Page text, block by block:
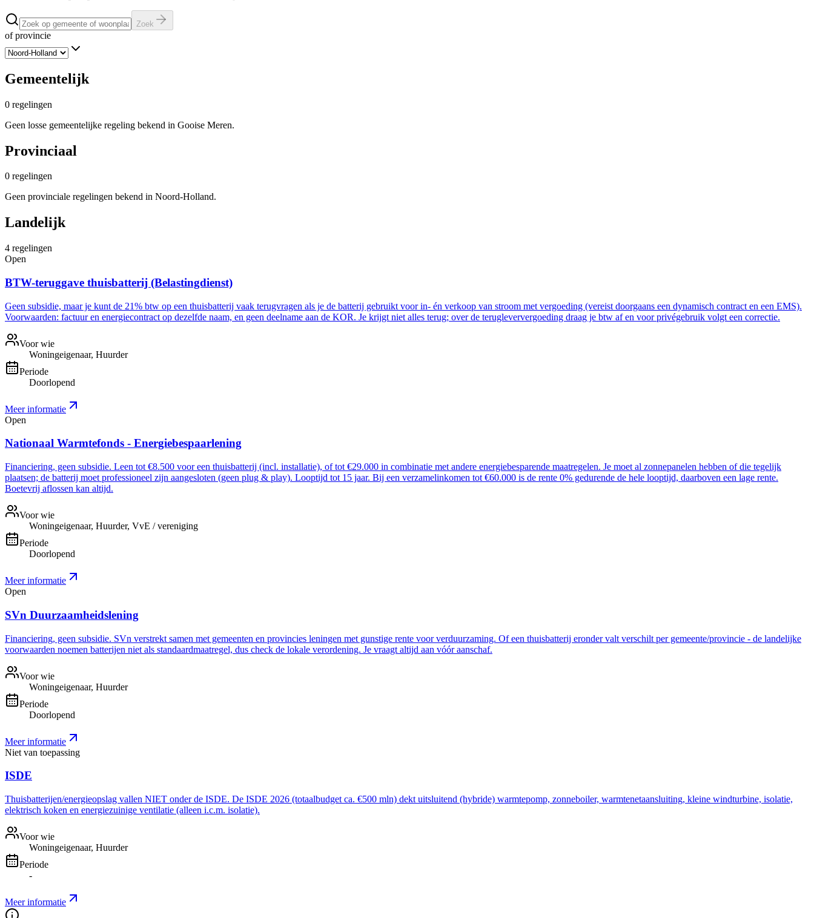
Zoek
of provincie
Gemeentelijk
0 regelingen
Geen losse gemeentelijke regeling bekend in Gooise Meren.
Provinciaal
0 regelingen
Geen provinciale regelingen bekend in Noord-Holland.
Landelijk
4 regelingen
Open
BTW-teruggave thuisbatterij (Belastingdienst)
Geen subsidie, maar je kunt de 21% btw op een thuisbatterij vaak terugvragen als je de batterij gebruikt voor in- én verkoop van stroom met vergoeding (vereist doorgaans een dynamisch contract en een EMS).
Voorwaarden: factuur en energiecontract op dezelfde naam, en geen deelname aan de KOR. Je krijgt niet alles terug; over de terugleververgoeding draag je btw af en voor privégebruik volgt een correctie.
Voor wie
Woningeigenaar, Huurder
Periode
Doorlopend
Meer informatie
Open
Nationaal Warmtefonds - Energiebespaarlening
Financiering, geen subsidie. Leen tot €8.500 voor een thuisbatterij (incl. installatie), of tot €29.000 in combinatie met andere energiebesparende maatregelen. Je moet al zonnepanelen hebben of die tegelijk
plaatsen; de batterij moet professioneel zijn aangesloten (geen plug & play). Looptijd tot 15 jaar. Bij een verzamelinkomen tot €60.000 is de rente 0% gedurende de hele looptijd, daarboven een lage rente.
Boetevrij aflossen kan altijd.
Voor wie
Woningeigenaar, Huurder, VvE / vereniging
Periode
Doorlopend
Meer informatie
Open
SVn Duurzaamheidslening
Financiering, geen subsidie. SVn verstrekt samen met gemeenten en provincies leningen met gunstige rente voor verduurzaming. Of een thuisbatterij eronder valt verschilt per gemeente/provincie - de landelijke
voorwaarden noemen batterijen niet als standaardmaatregel, dus check de lokale verordening. Je vraagt altijd aan vóór aanschaf.
Voor wie
Woningeigenaar, Huurder
Periode
Doorlopend
Meer informatie
Niet van toepassing
ISDE
Thuisbatterijen/energieopslag vallen NIET onder de ISDE. De ISDE 2026 (totaalbudget ca. €500 mln) dekt uitsluitend (hybride) warmtepomp, zonneboiler, warmtenetaansluiting, kleine windturbine, isolatie,
elektrisch koken en energiezuinige ventilatie (alleen i.c.m. isolatie).
Voor wie
Woningeigenaar, Huurder
Periode
-
Meer informatie